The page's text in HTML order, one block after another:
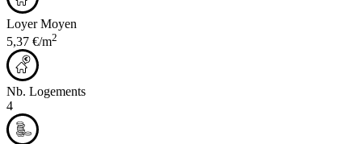
Loyer Moyen
5,37 €/m2
Nb. Logements
4